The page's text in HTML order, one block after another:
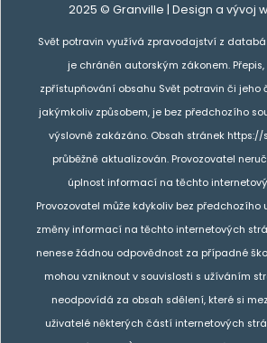
2025 © Granville | Design a vývoj
Svět potravin využívá zpravodajství z
je chráněn autorským zákonem.
zpřístupňování obsahu Svět potravin či jeho
jakýmkoliv způsobem, je bez předchozího
výslovně zakázáno. Obsah stránek
průběžně aktualizován. Provozovatel
úplnost informací na těchto
Provozovatel může kdykoliv bez předchozího
změny informací na těchto internetových
nenese žádnou odpovědnost za případné
mohou vzniknout v souvislosti s užíváním
neodpovídá za obsah sdělení, které si
uživatelé některých částí internetových